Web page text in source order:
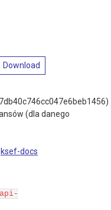
Download
(dla danego
ksef-docs